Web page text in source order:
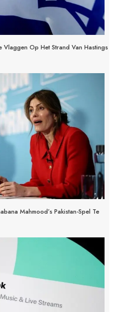
Vlaggen Op Het Strand Van Hastings
Mahmood’s Pakistan-Spel Te